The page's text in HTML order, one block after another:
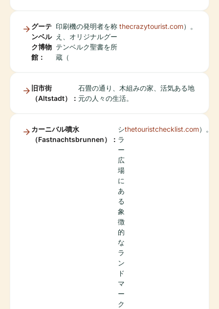
グーテ
ンベル
ク博物
館：
印刷機の発明者を称
え、オリジナルグー
テンベルク聖書を所
蔵（
thecrazytourist.com）。
旧市街
（Altstadt）：
石畳の通り、木組みの家、活気ある地
元の人々の生活。
カーニバル噴水
（Fastnachtsbrunnen）：
シ
ラ
ー
広
場
に
あ
る
象
徴
的
な
ラ
ン
ド
マ
ー
ク
thetouristchecklist.com）。